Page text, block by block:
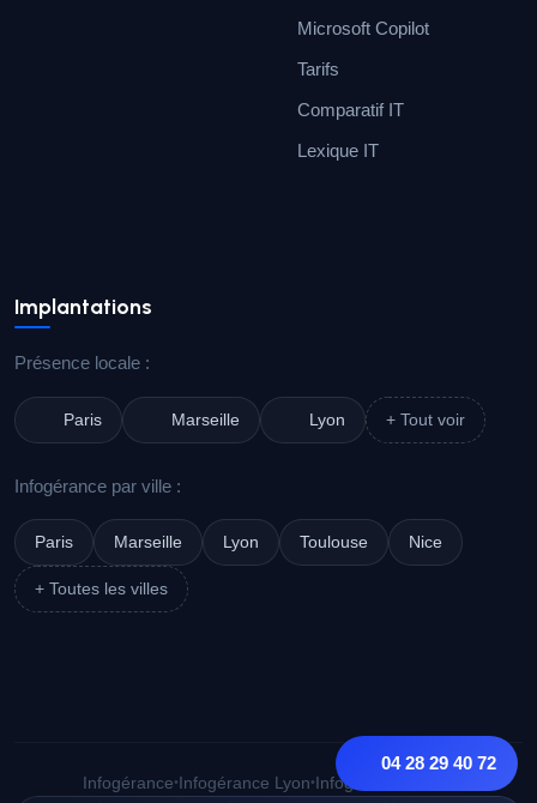
04 28 29 40 72
Microsoft Copilot
Tarifs
Comparatif IT
Lexique IT
Implantations
Présence locale :
Paris Marseille Lyon + Tout voir
Infogérance par ville :
Paris Marseille Lyon Toulouse Nice
+ Toutes les villes
Infogérance• Infogérance Lyon• Infogérance Paris